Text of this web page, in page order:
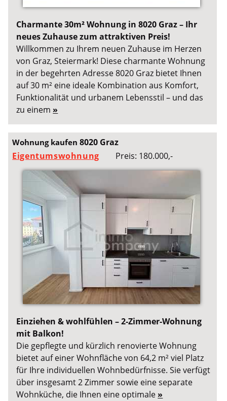
Charmante 30m² Wohnung in 8020 Graz – Ihr
neues Zuhause zum attraktiven Preis!
Willkommen zu Ihrem neuen Zuhause im Herzen
von Graz, Steiermark! Diese charmante Wohnung
in der begehrten Adresse 8020 Graz bietet Ihnen
auf 30 m² eine ideale Kombination aus Komfort,
Funktionalität und urbanem Lebensstil – und das
zu einem »
Wohnung kaufen8020 Graz
Eigentumswohnung
Preis: 180.000,-
Einziehen & wohlfühlen – 2-Zimmer-Wohnung
mit Balkon!
Die gepflegte und kürzlich renovierte Wohnung
bietet auf einer Wohnfläche von 64,2 m² viel Platz
für Ihre individuellen Wohnbedürfnisse. Sie verfügt
über insgesamt 2 Zimmer sowie eine separate
Wohnküche, die Ihnen eine optimale »